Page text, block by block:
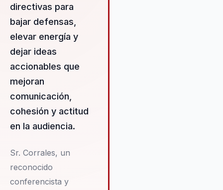
directivas para
bajar defensas,
elevar energía y
dejar ideas
accionables que
mejoran
comunicación,
cohesión y actitud
en la audiencia.
Sr. Corrales, un
reconocido
conferencista y